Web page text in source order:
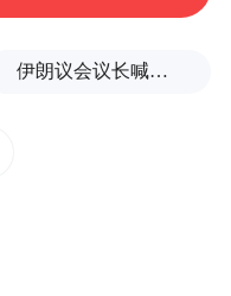
伊朗议会议长喊话：别再作秀了！